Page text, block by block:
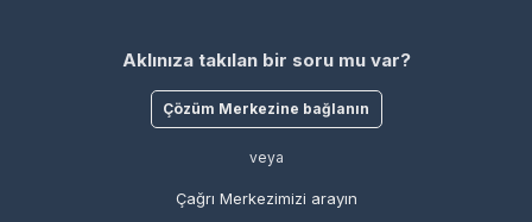
Aklınıza takılan bir soru mu var?
Çözüm Merkezine bağlanın
veya
Çağrı Merkezimizi arayın